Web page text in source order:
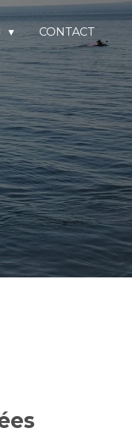
CONTACT